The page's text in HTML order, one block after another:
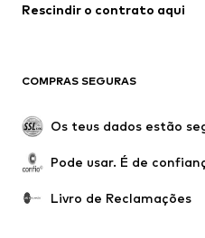
Rescindir o contrato aqui
COMPRAS SEGURAS
Os teus dados estão
Pode usar. É de
Livro de Reclamações